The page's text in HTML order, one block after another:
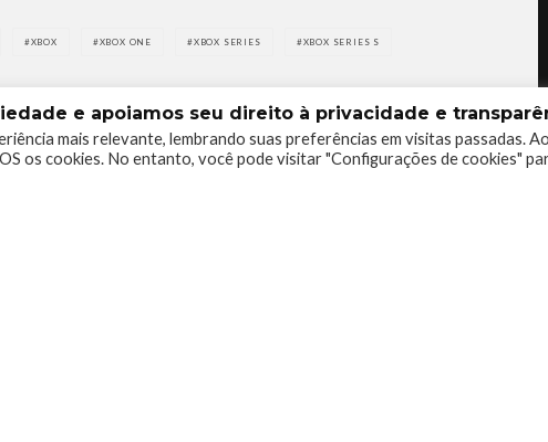
XBOX XBOX ONE XBOX SERIES XBOX SERIES S
e apoiamos seu direito à privacidade e
mais relevante, lembrando suas preferências em visitas passadas.
os cookies. No entanto, você pode visitar "Configurações de cookies"